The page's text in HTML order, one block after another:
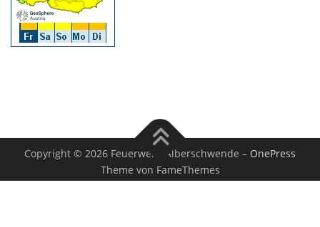
Copyright © 2026 Feuerwehr Alberschwende – OnePress
Theme von FameThemes